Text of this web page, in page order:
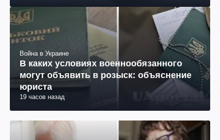
Война в Украине
В каких условиях военнообязанного
могут объявить в розыск: объяснение
юриста
19 часов назад